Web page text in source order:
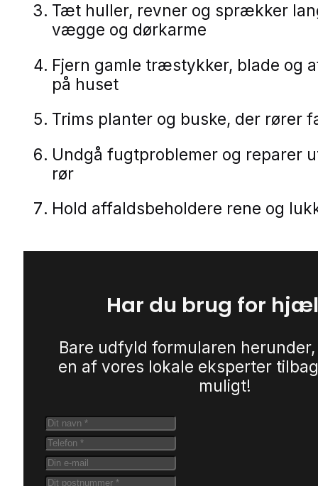
Tæt huller, revner og sprækker
vægge og dørkarme
Fjern gamle træstykker, blade og
på huset
Trims planter og buske, der rører
Undgå fugtproblemer og reparer
rør
Hold affaldsbeholdere rene og
Har du brug for
Bare udfyld formularen
en af vores lokale eksperter
muligt!